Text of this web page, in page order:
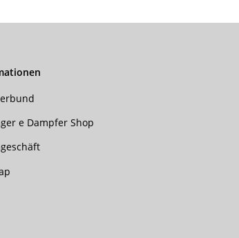
e Dampfer Shop